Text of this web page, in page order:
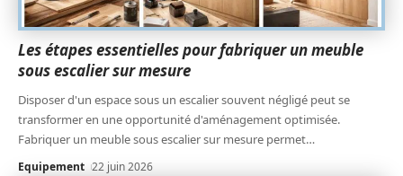
Les étapes essentielles pour fabriquer un meuble
sous escalier sur mesure
Disposer d'un espace sous un escalier souvent négligé peut se
transformer en une opportunité d'aménagement optimisée.
Fabriquer un meuble sous escalier sur mesure permet…
Equipement 22 juin 2026